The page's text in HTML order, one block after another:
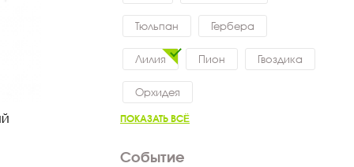
Тюльпан Гербера
Лилия Пион Гвоздика
Орхидея
ПОКАЗАТЬ ВСЁ
Событие